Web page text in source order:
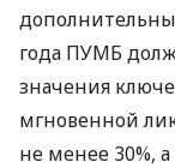
года ПУМБ
значения
мгновенной
не менее 30%,